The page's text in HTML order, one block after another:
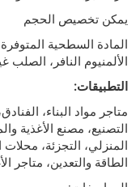
الحجم
المتوفرة: الصلب
الصلب غير القابل
البناء، الفنادق، متاجر
الأغذية والمشروبات،
محلات الطعام،
متاجر الأغذية